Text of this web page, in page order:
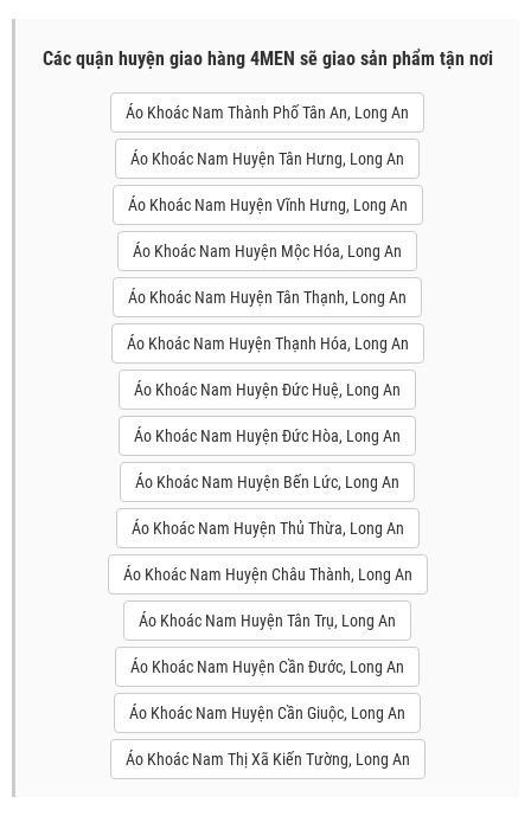
Các quận huyện giao hàng 4MEN sẽ giao sản phẩm tận nơi
Áo Khoác Nam Thành Phố Tân An, Long An
Áo Khoác Nam Huyện Tân Hưng, Long An
Áo Khoác Nam Huyện Vĩnh Hưng, Long An
Áo Khoác Nam Huyện Mộc Hóa, Long An
Áo Khoác Nam Huyện Tân Thạnh, Long An
Áo Khoác Nam Huyện Thạnh Hóa, Long An
Áo Khoác Nam Huyện Đức Huệ, Long An
Áo Khoác Nam Huyện Đức Hòa, Long An
Áo Khoác Nam Huyện Bến Lức, Long An
Áo Khoác Nam Huyện Thủ Thừa, Long An
Áo Khoác Nam Huyện Châu Thành, Long An
Áo Khoác Nam Huyện Tân Trụ, Long An
Áo Khoác Nam Huyện Cần Đước, Long An
Áo Khoác Nam Huyện Cần Giuộc, Long An
Áo Khoác Nam Thị Xã Kiến Tường, Long An